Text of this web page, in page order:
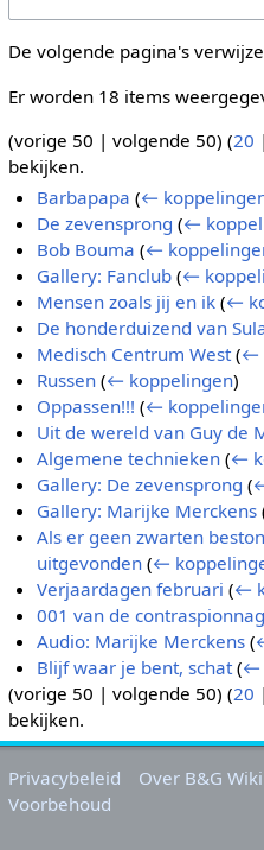
De volgende pagina's
Er worden 18 items
(vorige 50 | volgende 50) (20 |
bekijken.
Barbapapa (←
De zevensprong (←
Bob Bouma (←
Gallery: Fanclub (←
Mensen zoals jij en ik (←
De honderduizend van
Medisch Centrum West (←
Russen (← koppelingen)
Oppassen!!! (←
Uit de wereld van Guy de
Algemene technieken (←
Gallery: De zevensprong (
Gallery: Marijke Merckens
Als er geen zwarten
uitgevonden (←
Verjaardagen februari (←
001 van de
Audio: Marijke Merckens (
Blijf waar je bent, schat (←
(vorige 50 | volgende 50) (20 |
bekijken.
Privacybeleid
Over B&G Wiki
Voorbehoud